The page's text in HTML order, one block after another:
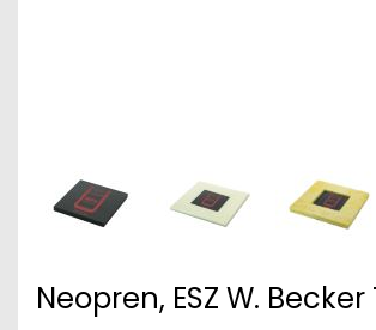
Neopren, ESZ W. Becker